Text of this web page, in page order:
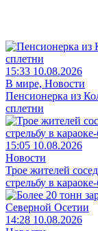
15:33 10.08.2026
В мире, Новости
Пенсионерка из
сплетни
15:05 10.08.2026
Новости
Трое жителей
стрельбу в
14:28 10.08.2026